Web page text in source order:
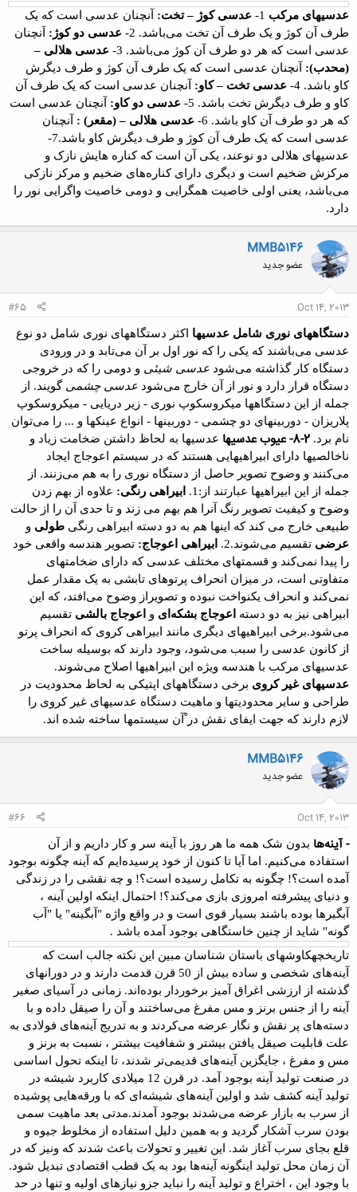
عدسیهای مرکب 1- عدسی کوژ –تخت: آنچنان عدسی است که یک
طرف آن کوژ و یک طرف آن تخت می‌باشد.
2- عدسی دو کوژ:
آنچنان
عدسی است که هر دو طرف آن کوژ می‌باشد.
3- عدسی هلالی –
(محدب):
آنچنان عدسی است که یک طرف آن کوژ و طرف دیگرش
کاو باشد.
4- عدسی تخت –کاو: آنچنان عدسی است که یک طرف آن
کاو و طرف دیگرش تخت باشد.
5- عدسی دو کاو:
آنچنان عدسی است
که هر دو طرف آن کاو باشد.
6- عدسی هلالی –(مقعر) :
آنچنان
عدسی است که یک طرف آن کوژ و طرف دیگرش کاو باشد.
7-
عدسیهای هلالی دو نوعند، یکی آن است که کناره هایش نازک و
مرکزش ضخیم است و دیگری دارای کناره‌های ضخیم و مرکز نازکی
می‌باشد، یعنی اولی خاصیت همگرایی و دومی خاصیت واگرایی نور را
دارد.
MMB5146
عضو جدید
Oct 14, 2013
#65
دستگاههای نوری شامل عدسیها اکثر دستگاههای نوری شامل دو نوع
عدسی می‌باشند که یکی را که نور اول بر آن می‌تابد و در ورودی
دستگاه کار گذاشته می‌شود عدسی شیئی و دومی را که در خروجی
دستگاه قرار دارد و نور از آن خارج می‌شود عدسی چشمی گویند. از
جمله از این دستگاهها میکروسکوپ نوری - زیر دریایی - میکروسکوپ
پلاریزان - دوربینهای دو چشمی - دوربینها - انواع عینکها و ... را می‌توان
نام برد. 2-8- عیوب عدسیها
عدسیها به لحاظ داشتن ضخامت زیاد و
ناخالصیها دارای ابیراهیهایی هستند که در سیستم اعوجاج ایجاد
می‌کنند و وضوح تصویر حاصل از دستگاه نوری را به هم می‌زنند. از
جمله از این ابیراهیها عبارتند از :
1. ابیراهی رنگی: علاوه از بهم زدن
وضوح و کیفیت تصویر رنگ آنرا هم بهم می زند و تا حدی آن را از حالت
طبیعی خارج می کند که اینها هم به دو دسته ابیراهی رنگی طولی و
عرضی تقسیم می‌شوند.
2. ابیراهی اعوجاج: تصویر هندسه واقعی خود
را پیدا نمی‌کند و قسمتهای مختلف عدسی که دارای ضخامتهای
متفاوتی است، در میزان انحراف پرتوهای تابشی به یک مقدار عمل
نمی‌کند و انحراف یکنواخت نبوده و تصویراز وضوح می‌افتد، که این
ابیراهی نیز به دو دسته
اعوجاج بشکه‌ای و اعوجاج بالشی تقسیم
می‌شود.برخی ابیراهیهای دیگری مانند ابیراهی کروی که انحراف پرتو
از کانون عدسی را سبب می‌شود، وجود دارند که بوسیله ساخت
عدسیهای مرکب با هندسه ویژه این ابیراهیها اصلاح می‌شوند.
عدسیهای غیر کروی برخی دستگاههای اپتیکی به لحاظ محدودیت در
طراحی و سایر محدودیتها و ماهیت دستگاه عدسیهای غیر کروی را
لازم دارند که جهت ایفای نقش در ْآن سیستمها ساخته شده اند.
MMB5146
عضو جدید
Oct 14, 2013
#66
- آينه‌ها بدون شک همه ما هر روز با آینه سر و کار داریم و از آن
استفاده می‌کنیم. اما آیا تا کنون از خود پرسیده‌ایم که آینه چگونه بوجود
آمده است؟! چگونه به تکامل رسیده است؟! و چه نقشی را در زندگی
و دنیای پیشرفته امروزی بازی می‌کند؟! احتمال اینکه اولین آینه ،
آبگیرها بوده باشند بسیار قوی است و در واقع واژه " آبگینه" یا " آب
گونه" شاید از چنین خاستگاهی بوجود آمده باشد .
تاریخچهکاوشهای باستان شناسان مبین این نکته جالب است که
آینه‌های شخصی و
ساده بیش از 50 قرن قدمت دارند و در دورانهای
گذشته از ارزشی اغراق آمیز برخوردار بوده‌اند. زمانی در آسیای صغیر
آینه را از جنس برنز و مس مفرغ می‌ساختند و آن را
صیقل داده و با
دسته‌های پر نقش و نگار عرضه می‌کردند و به تدریج آینه‌های فولادی به
علت قابلیت صیقل یافتن بیشتر و شفافیت بیشتر ، نسبت به برنز و
مس و مفرغ ، جایگزین آینه‌های قدیمی‌تر شدند، تا اینکه تحول اساسی
در صنعت تولید آینه بوجود
آمد. در قرن 12 میلادی کاربرد شیشه در
تولید آینه کشف شد و اولین آینه‌های شیشه‌ای که با ورقه‌هایی پوشیده
از سرب به بازار عرضه می‌شدند بوجود آمدند.مدتی بعد ماهیت سمی
بودن سرب آشکار گردید و به همین دلیل استفاده از مخلوط جیوه و
قلع بجای سرب آغاز شد. این تغییر و تحولات باعث شدند که ونیز که در
آن زمان محل تولید
اینگونه آینه‌ها بود به یک قطب اقتصادی تبدیل شود.
با وجود این ، اختراع و تولید
آینه را نباید جزو نیازهای اولیه و تنها در حد